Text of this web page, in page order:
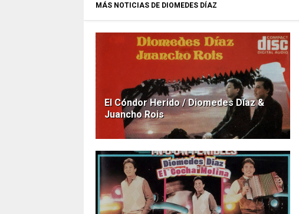
MÁS NOTICIAS DE DIOMEDES DÍAZ
El Cóndor Herido / Diomedes Díaz &
Juancho Rois